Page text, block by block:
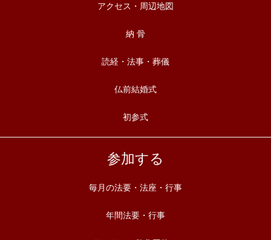
アクセス・周辺地図
納 骨
読経・法事・葬儀
仏前結婚式
初参式
参加する
毎月の法要・法座・行事
年間法要・行事